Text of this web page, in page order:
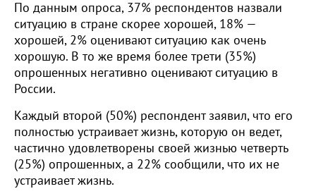
По данным опроса, 37% респондентов назвали
ситуацию в стране скорее хорошей, 18% —
хорошей, 2% оценивают ситуацию как очень
хорошую. В то же время более трети (35%)
опрошенных негативно оценивают ситуацию в
России.
Каждый второй (50%) респондент заявил, что его
полностью устраивает жизнь, которую он ведет,
частично удовлетворены своей жизнью четверть
(25%) опрошенных, а 22% сообщили, что их не
устраивает жизнь.